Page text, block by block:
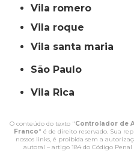
vila romero
vila roque
vila santa maria
São Paulo
Vila Rica
O conteúdo do texto "Controlador de
Franco" é de direito reservado. Sua
nossos links, é proibida sem a
autoral – artigo 184 do Código Penal